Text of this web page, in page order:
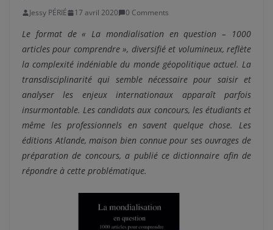
Jessy PÉRIÉ 17 avril 2020 0 Comments
Le format de « La mondialisation en question – 1000
articles pour comprendre », diversifié et volumineux, reflète
la complexité indéniable du monde géopolitique actuel. La
transdisciplinarité qui semble nécessaire pour saisir et
analyser les enjeux internationaux apparaît parfois
insurmontable. Les candidats aux concours, les étudiants et
même les professionnels en savent quelque chose. Les
éditions Atlande, maison bien connue pour ses ouvrages de
préparation de concours, a publié ce dictionnaire afin de
répondre à cette problématique.